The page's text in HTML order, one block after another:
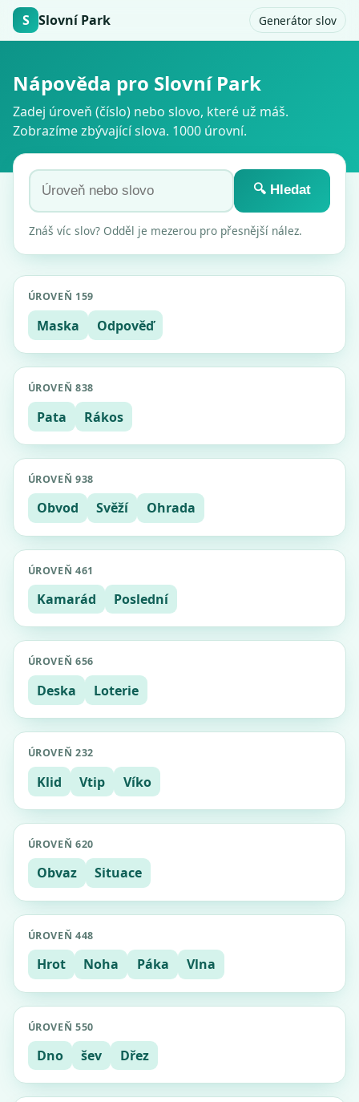
S Slovní Park Generátor slov
Nápověda pro Slovní Park
Zadej úroveň (číslo) nebo slovo, které už máš.
Zobrazíme zbývající slova. 1000 úrovní.
🔍 Hledat
Znáš víc slov? Odděl je mezerou pro přesnější nález.
ÚROVEŇ 159
Maska Odpověď
ÚROVEŇ 838
Pata Rákos
ÚROVEŇ 938
Obvod Svěží Ohrada
ÚROVEŇ 461
Kamarád Poslední
ÚROVEŇ 656
Deska Loterie
ÚROVEŇ 232
Klid Vtip Víko
ÚROVEŇ 620
Obvaz Situace
ÚROVEŇ 448
Hrot Noha Páka Vlna
ÚROVEŇ 550
Dno šev Dřez